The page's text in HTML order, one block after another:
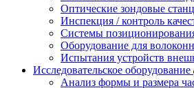
Оптические зондовые
Инспекция / контроль
Системы
Оборудование для
Испытания устройств
Исследовательское оборудование
Анализ формы и размера